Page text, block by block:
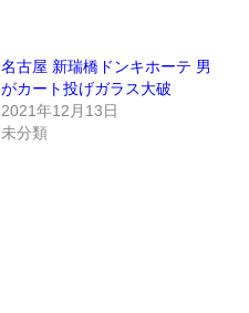
名古屋 新瑞橋ドンキホーテ 男
がカート投げガラス大破
2021年12月13日
未分類